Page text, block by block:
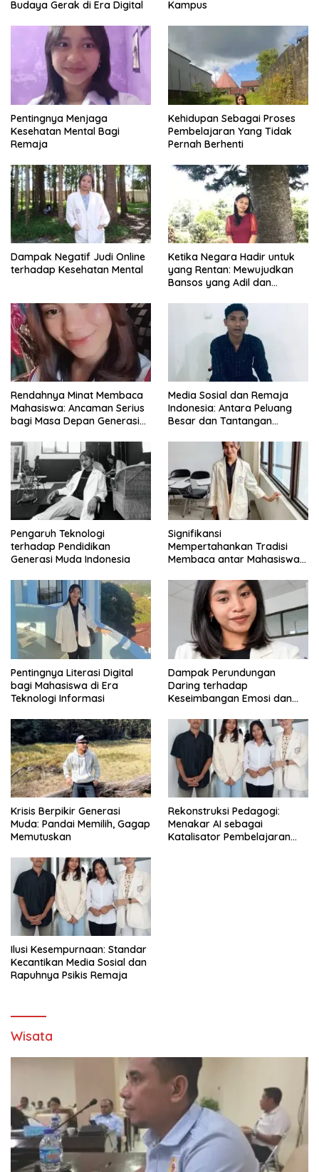
Budaya Gerak di Era Digital
Kampus
Pentingnya Menjaga
Kesehatan Mental Bagi
Remaja
Kehidupan Sebagai Proses
Pembelajaran Yang Tidak
Pernah Berhenti
Dampak Negatif Judi Online
terhadap Kesehatan Mental
Ketika Negara Hadir untuk
yang Rentan: Mewujudkan
Bansos yang Adil dan
Rendahnya Minat Membaca
Mahasiswa: Ancaman Serius
bagi Masa Depan Generasi
Media Sosial dan Remaja
Indonesia: Antara Peluang
Besar dan Tantangan
Pengaruh Teknologi
terhadap Pendidikan
Generasi Muda Indonesia
Signifikansi
Mempertahankan Tradisi
Membaca antar Mahasiswa
Pentingnya Literasi Digital
bagi Mahasiswa di Era
Teknologi Informasi
Dampak Perundungan
Daring terhadap
Keseimbangan Emosi dan
Krisis Berpikir Generasi
Muda: Pandai Memilih, Gagap
Memutuskan
Rekonstruksi Pedagogi:
Menakar AI sebagai
Katalisator Pembelajaran
Ilusi Kesempurnaan: Standar
Kecantikan Media Sosial dan
Rapuhnya Psikis Remaja
Wisata